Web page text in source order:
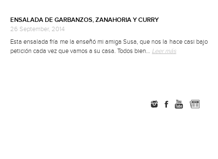
ENSALADA DE GARBANZOS, ZANAHORIA Y CURRY
26 September, 2014
Esta ensalada fría me la enseñó mi amiga Susa, que nos la hace casi bajo
petición cada vez que vamos a su casa. Todos bien… Leer más